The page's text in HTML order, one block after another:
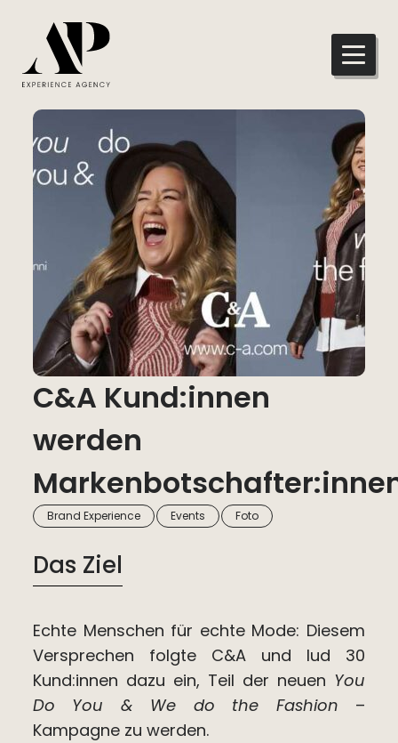
C&A Kund:innen
werden
Brand Experience Events Foto
Das Ziel
Echte Menschen für echte Mode: Diesem
Versprechen folgte C&A und lud 30
Kund:innen dazu ein, Teil der neuen You
Do You & We do the Fashion –
Kampagne zu werden.